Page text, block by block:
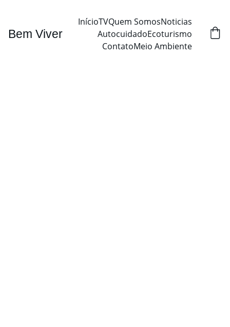
Bem Viver
InícioTVQuem SomosNoticias
AutocuidadoEcoturismo
ContatoMeio Ambiente